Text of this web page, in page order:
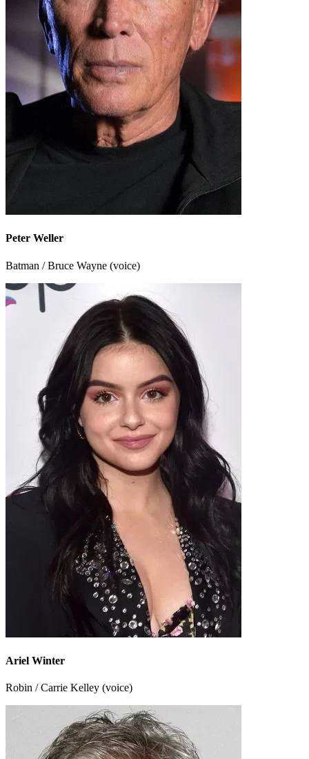
Peter Weller
Batman / Bruce Wayne (voice)
Ariel Winter
Robin / Carrie Kelley (voice)